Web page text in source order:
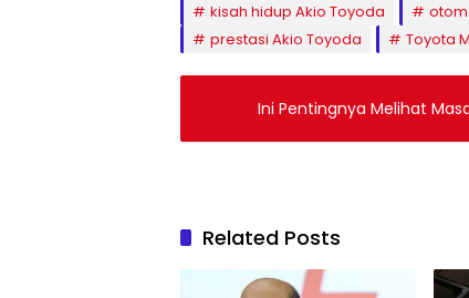
kisah hidup Akio Toyoda
prestasi Akio Toyoda
Toyota
Ini Pentingnya Melihat
Related Posts